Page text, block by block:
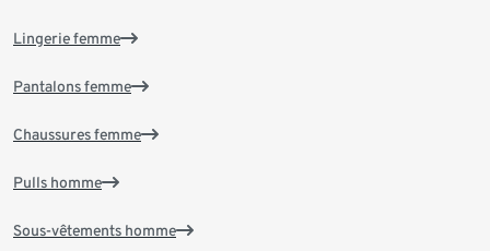
Lingerie femme
Pantalons femme
Chaussures femme
Pulls homme
Sous-vêtements homme